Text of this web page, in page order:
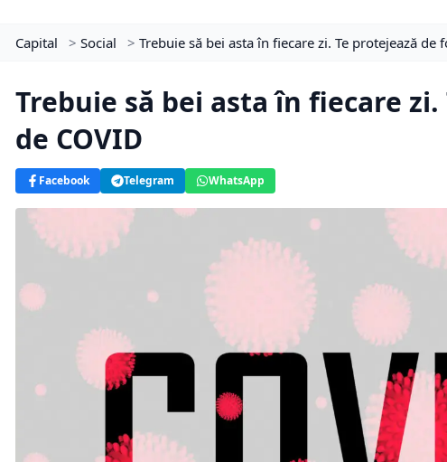
Capital > Social > Trebuie să bei asta în fiecare zi. Te protejează de
Trebuie să bei asta în fiecare
de COVID
Facebook Telegram WhatsApp